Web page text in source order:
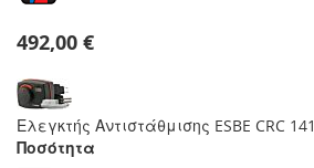
492,00 €
Ελεγκτής Αντιστάθμισης ESBE CRC 141
Ποσότητα